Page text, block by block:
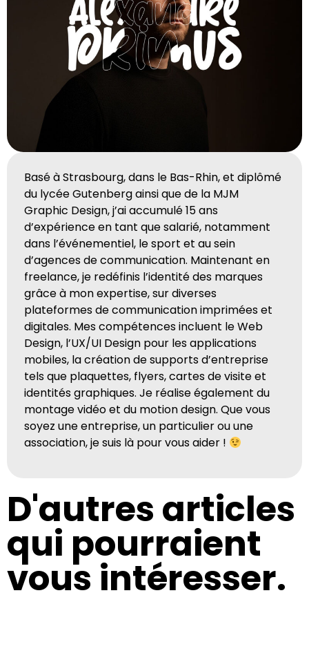
Basé à Strasbourg, dans le Bas-Rhin, et diplômé
du lycée Gutenberg ainsi que de la MJM
Graphic Design, j’ai accumulé 15 ans
d’expérience en tant que salarié, notamment
dans l’événementiel, le sport et au sein
d’agences de communication. Maintenant en
freelance, je redéfinis l’identité des marques
grâce à mon expertise, sur diverses
plateformes de communication imprimées et
digitales. Mes compétences incluent le Web
Design, l’UX/UI Design pour les applications
mobiles, la création de supports d’entreprise
tels que plaquettes, flyers, cartes de visite et
identités graphiques. Je réalise également du
montage vidéo et du motion design. Que vous
soyez une entreprise, un particulier ou une
association, je suis là pour vous aider !
D'autres articles
qui pourraient
vous intéresser.